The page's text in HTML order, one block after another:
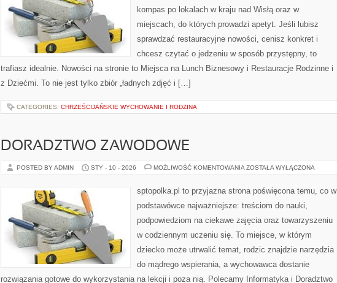
kompas po lokalach w kraju nad Wisłą oraz w
miejscach, do których prowadzi apetyt. Jeśli lubisz
sprawdzać restauracyjne nowości, cenisz konkret i
chcesz czytać o jedzeniu w sposób przystępny, to
trafiasz idealnie. Nowości na stronie to Miejsca na Lunch Biznesowy i Restauracje Rodzinne i
z Dziećmi. To nie jest tylko zbiór „ładnych zdjęć i […]
CATEGORIES: CHRZEŚCIJAŃSKIE WYCHOWANIE I RODZINA
DORADZTWO ZAWODOWE
POSTED BY ADMIN STY - 10 - 2026 MOŻLIWOŚĆ KOMENTOWANIA DORADZTWO
ZOSTAŁA WYŁĄCZONA
sptopolka.pl to przyjazna strona poświęcona temu, co w
podstawówce najważniejsze: treściom do nauki,
podpowiedziom na ciekawe zajęcia oraz towarzyszeniu
w codziennym uczeniu się. To miejsce, w którym
dziecko może utrwalić temat, rodzic znajdzie narzędzia
do mądrego wspierania, a wychowawca dostanie
rozwiązania gotowe do wykorzystania na lekcji i poza nią. Polecamy Informatyka i Doradztwo